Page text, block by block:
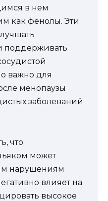
в нем
как фенолы. Эти
поддерживать
важно для
менопаузы
заболеваний
что
может
нарушениям
влияет на
высокое